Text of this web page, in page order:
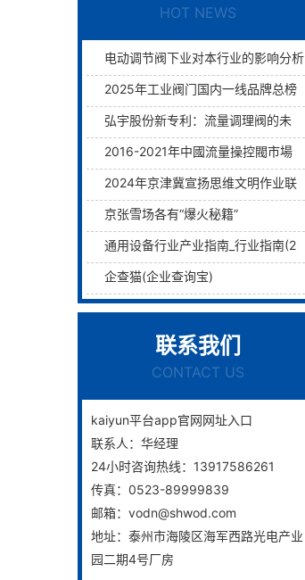
HOT NEWS
电动调节阀下业对本行业的影响分析
2025年工业阀门国内一线品牌总榜单前十名
弘宇股份新专利：流量调理阀的未来已来过滤与调理两层护航！
2016-2021年中國流量操控閥市場远景及融資戰略咨詢報告
2024年京津冀宣扬思维文明作业联席会议在津举行
京张雪场各有“爆火秘籍”
通用设备行业产业指南_行业指南(2)_前瞻 - 前瞻网
企查猫(企业查询宝)
联系我们
CONTACT US
kaiyun平台app官网网址入口
联系人： 华经理
24小时咨询热线： 13917586261
传真： 0523-89999839
邮箱： vodn@shwod.com
地址： 泰州市海陵区海军西路光电产业
园二期4号厂房